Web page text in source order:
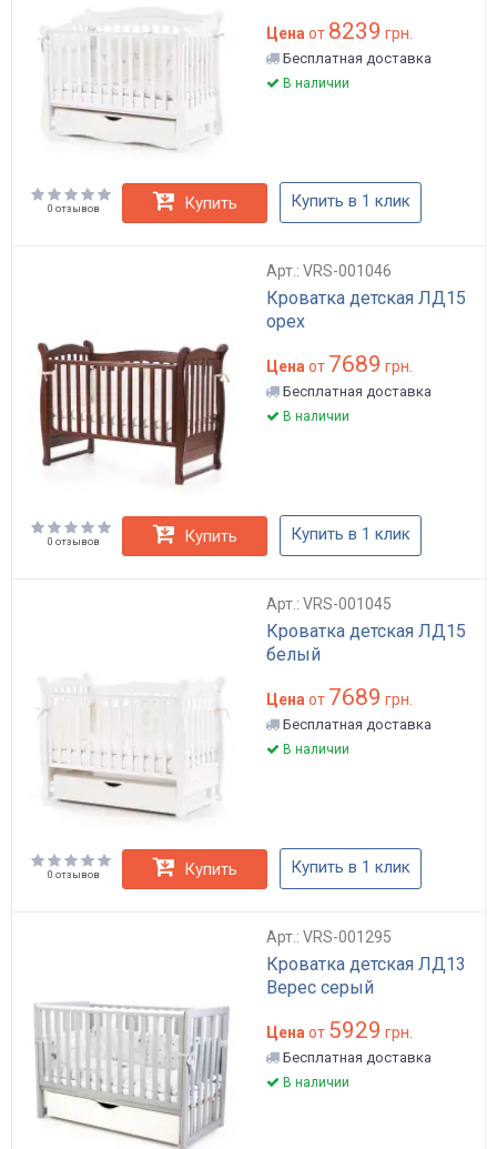
Цена от 8239 грн.
Бесплатная доставка
В наличии
0 отзывов Купить Купить в 1 клик
Арт.: VRS-001046
Кроватка детская ЛД15
орех
Цена от 7689 грн.
Бесплатная доставка
В наличии
0 отзывов Купить Купить в 1 клик
Арт.: VRS-001045
Кроватка детская ЛД15
белый
Цена от 7689 грн.
Бесплатная доставка
В наличии
0 отзывов Купить Купить в 1 клик
Арт.: VRS-001295
Кроватка детская ЛД13
Верес серый
Цена от 5929 грн.
Бесплатная доставка
В наличии